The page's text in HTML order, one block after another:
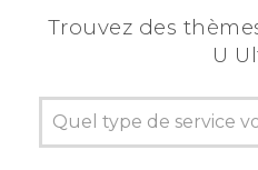
Trouvez des
U